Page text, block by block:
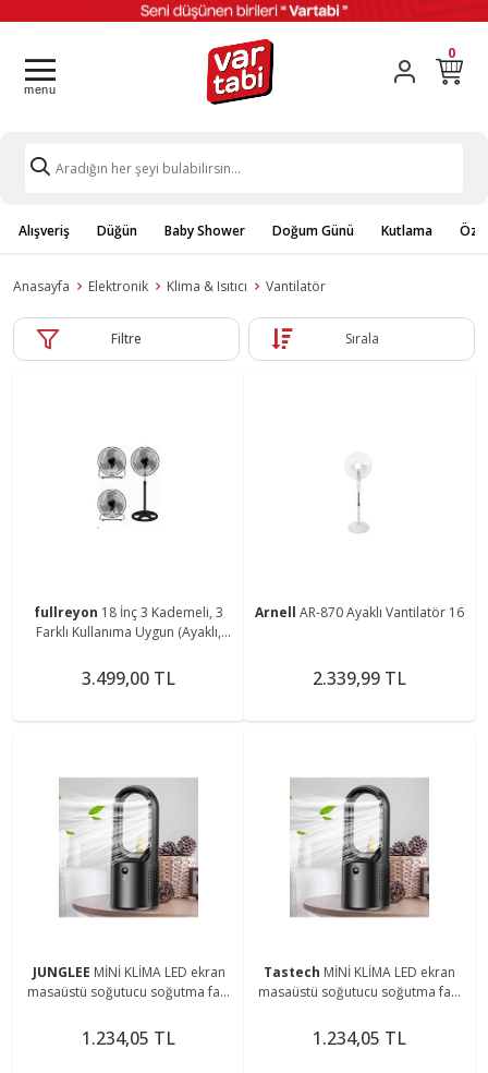
0
Alışveriş Düğün Baby Shower Doğum Günü Kutlama
Anasayfa Elektronik Klima & Isıtıcı Vantilatör
Filtre Sırala
fullreyon 18 İnç 3 Kademeli, 3
Farklı Kullanıma Uygun (Ayaklı,
Tipi Vantilatör
3.499,00 TL
Arnell AR-870 Ayaklı Vantilatör 16
2.339,99 TL
JUNGLEE MİNİ KLİMA LED ekran
masaüstü soğutucu soğutma fanı
ŞARJLI FAN
1.234,05 TL
Tastech MİNİ KLİMA LED ekran
masaüstü soğutucu soğutma fanı
ŞARJLI FAN
1.234,05 TL